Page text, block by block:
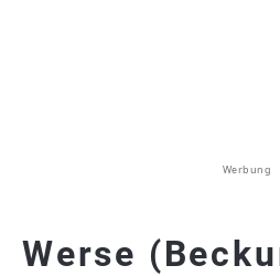
Werbung
Werse